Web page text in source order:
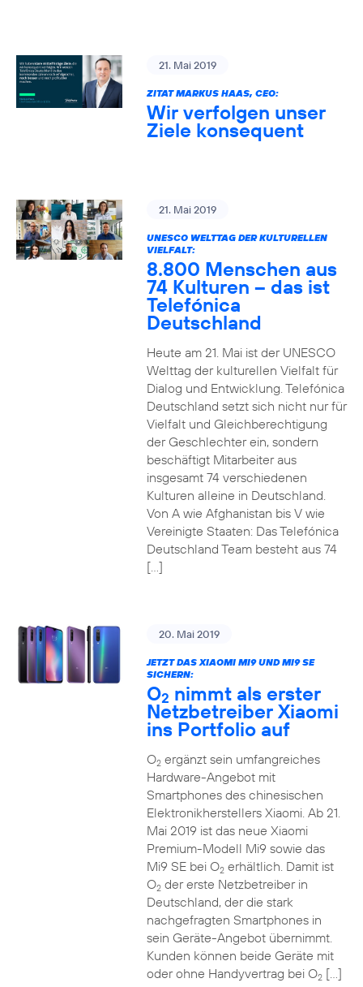
21. Mai 2019
ZITAT MARKUS HAAS, CEO:
Wir verfolgen unser
Ziele konsequent
21. Mai 2019
UNESCO WELTTAG DER KULTURELLEN
VIELFALT:
8.800 Menschen aus
74 Kulturen – das ist
Telefónica
Deutschland
Heute am 21. Mai ist der UNESCO
Welttag der kulturellen Vielfalt für
Dialog und Entwicklung. Telefónica
Deutschland setzt sich nicht nur für
Vielfalt und Gleichberechtigung
der Geschlechter ein, sondern
beschäftigt Mitarbeiter aus
insgesamt 74 verschiedenen
Kulturen alleine in Deutschland.
Von A wie Afghanistan bis V wie
Vereinigte Staaten: Das Telefónica
Deutschland Team besteht aus 74
[…]
20. Mai 2019
JETZT DAS XIAOMI MI9 UND MI9 SE
SICHERN:
O2 nimmt als erster
Netzbetreiber Xiaomi
ins Portfolio auf
O2ergänzt sein umfangreiches
Hardware-Angebot mit
Smartphones des chinesischen
Elektronikherstellers Xiaomi. Ab 21.
Mai 2019 ist das neue Xiaomi
Premium-Modell Mi9 sowie das
Mi9 SE bei O2erhältlich. Damit ist
O2der erste Netzbetreiber in
Deutschland, der die stark
nachgefragten Smartphones in
sein Geräte-Angebot übernimmt.
Kunden können beide Geräte mit
oder ohne Handyvertrag bei O2[…]